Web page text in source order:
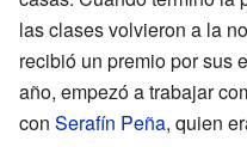
las clases volvieron a la
recibió un premio por sus
año, empezó a trabajar
con Serafín Peña, quien